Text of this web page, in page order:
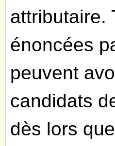
attributaire.
énoncées
peuvent
candidats
dès lors